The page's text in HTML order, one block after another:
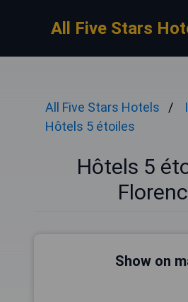
All Five Stars
All Five Stars Hotels
Hôtels 5 étoiles
Hôtels 5
Show on